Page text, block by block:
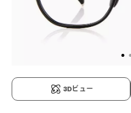
3Dビュー